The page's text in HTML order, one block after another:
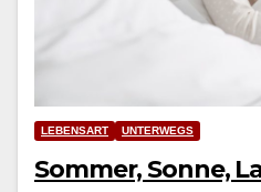
LEBENSART UNTERWEGS
Sommer, Sonne,